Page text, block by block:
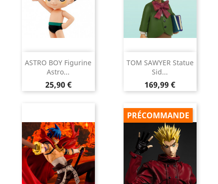
ASTRO BOY Figurine
Astro...
Prix
25,90 €
TOM SAWYER Statue
Sid...
Prix
169,99 €
PRÉCOMMANDE